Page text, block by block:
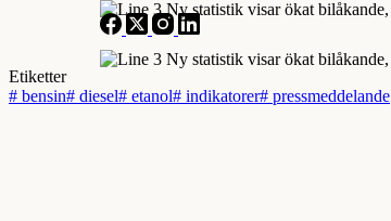
Etiketter
# bensin# diesel# etanol# indikatorer# pressmeddelande